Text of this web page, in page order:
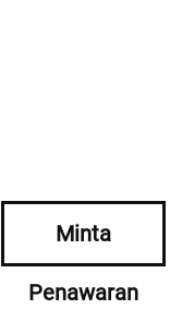
Minta
Penawaran